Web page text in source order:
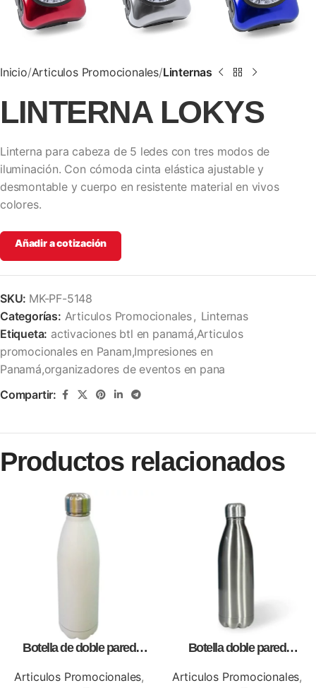
Inicio Articulos Promocionales Linternas
LINTERNA LOKYS
Linterna para cabeza de 5 ledes con tres modos de
iluminación. Con cómoda cinta elástica ajustable y
desmontable y cuerpo en resistente material en vivos
colores.
Añadir a cotización
SKU: MK-PF-5148
Categorías: Articulos Promocionales , Linternas
Etiqueta: activaciones btl en panamá,Articulos
promocionales en Panam,Impresiones en
Panamá,organizadores de eventos en pana
Compartir:
Productos relacionados
Botella de doble pared
promocionales
Articulos Promocionales,
Botella doble pared
Articulos Promocionales,